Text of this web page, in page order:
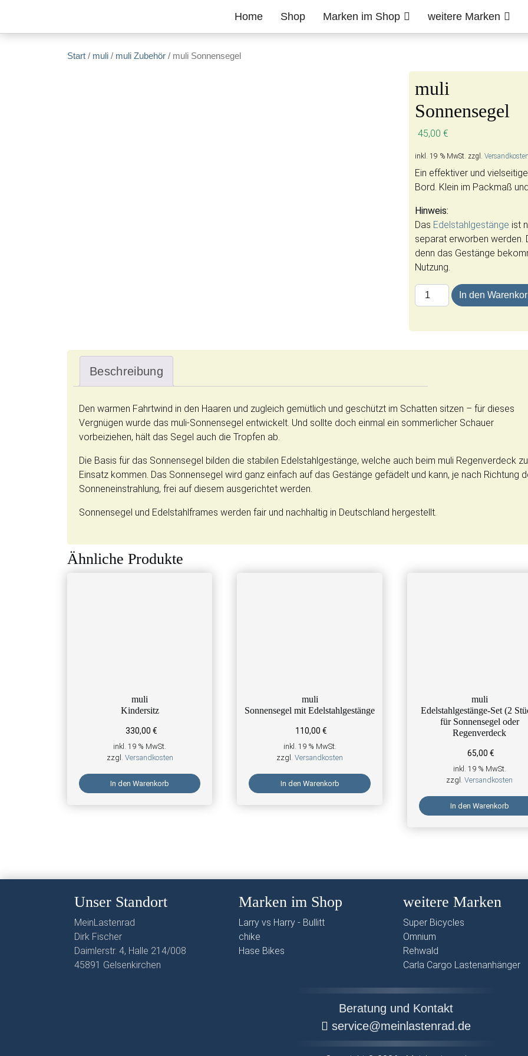
Home Shop Marken im Shop weitere Marken
Start / muli / muli Zubehör / muli Sonnensegel
muli
Sonnensegel
45,00€
inkl. 19 % MwSt. zzgl.
Ein effektiver und
Bord. Klein im Packmaß
Hinweis:
Das Edelstahlgestänge ist
separat erworben werden.
denn das Gestänge
Nutzung.
muli | Sonnensegel Menge
In den
Beschreibung
Den warmen Fahrtwind in den Haaren und zugleich gemütlich und geschützt im Schatten sitzen – für dieses
Vergnügen wurde das muli-Sonnensegel entwickelt. Und sollte doch einmal ein sommerlicher Schauer
vorbeiziehen, hält das Segel auch die Tropfen ab.
Die Basis für das Sonnensegel bilden die stabilen Edelstahlgestänge, welche auch beim muli Regenverdeck
Einsatz kommen. Das Sonnensegel wird ganz einfach auf das Gestänge gefädelt und kann, je nach Richtung
Sonneneinstrahlung, frei auf diesem ausgerichtet werden.
Sonnensegel und Edelstahlframes werden fair und nachhaltig in Deutschland hergestellt.
Ähnliche Produkte
muli
Kindersitz
330,00 €
inkl. 19 % MwSt.
zzgl. Versandkosten
In den Warenkorb
muli
Sonnensegel mit Edelstahlgestänge
110,00 €
inkl. 19 % MwSt.
zzgl. Versandkosten
In den Warenkorb
muli
Edelstahlgestänge-Set (2
für Sonnensegel oder
Regenverdeck
65,00€
inkl. 19 % MwSt.
zzgl.Versandkosten
In den Warenkorb
Unser Standort
MeinLastenrad
Dirk Fischer
Daimlerstr. 4, Halle 214/008
45891 Gelsenkirchen
Marken im Shop
Larry vs Harry - Bullitt
chike
Hase Bikes
weitere Marken
Super Bicycles
Omnium
Rehwald
Carla Cargo Lastenanhänger
Beratung und Kontakt
service@meinlastenrad.de